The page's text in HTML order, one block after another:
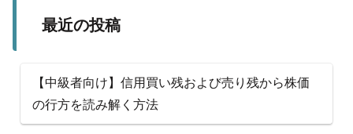
最近の投稿
【中級者向け】信用買い残および売り残から株価
の行方を読み解く方法